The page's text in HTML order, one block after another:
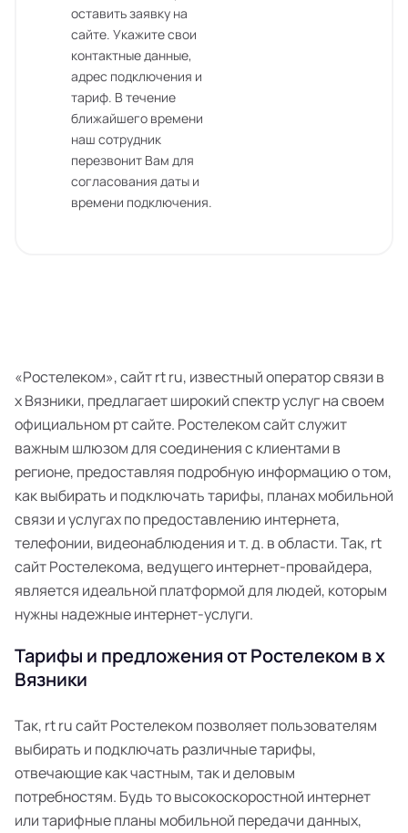
оставить заявку на
сайте. Укажите свои
контактные данные,
адрес подключения и
тариф. В течение
ближайшего времени
наш сотрудник
перезвонит Вам для
согласования даты и
времени подключения.
«Ростелеком», сайт rt ru, известный оператор связи в
х Вязники, предлагает широкий спектр услуг на своем
официальном рт сайте. Ростелеком сайт служит
важным шлюзом для соединения с клиентами в
регионе, предоставляя подробную информацию о том,
как выбирать и подключать тарифы, планах мобильной
связи и услугах по предоставлению интернета,
телефонии, видеонаблюдения и т. д. в области. Так, rt
сайт Ростелекома, ведущего интернет-провайдера,
является идеальной платформой для людей, которым
нужны надежные интернет-услуги.
Тарифы и предложения от Ростелеком в х
Вязники
Так, rt ru сайт Ростелеком позволяет пользователям
выбирать и подключать различные тарифы,
отвечающие как частным, так и деловым
потребностям. Будь то высокоскоростной интернет
или тарифные планы мобильной передачи данных,